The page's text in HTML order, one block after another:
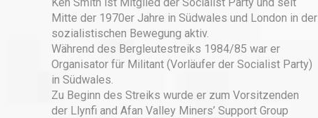
Mitte der 1970er Jahre in Südwales und London in der
sozialistischen Bewegung aktiv.
Während des Bergleutestreiks 1984/85 war er
Organisator für Militant (Vorläufer der Socialist Party)
in Südwales.
Zu Beginn des Streiks wurde er zum Vorsitzenden
der Llynfi and Afan Valley Miners’ Support Group